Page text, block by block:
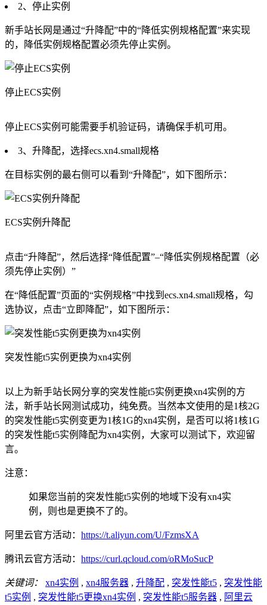
2、停止实例
新手站长网是通过“升降配”中的“降低实例规格配置”来实现
的，降低实例规格配置必须先停止实例。
停止ECS实例
停止ECS实例可能需要手机验证码，请确保手机可用。
3、升降配，选择ecs.xn4.small规格
在目标实例的最右侧可以看到“升降配”，如下图所示：
ECS实例升降配
点击“升降配”，然后选择“降低配置”–“降低实例规格配置（必
须先停止实例）”
在“降低配置”页面的“实例规格”中找到ecs.xn4.small规格，勾
选协议，点击“立即降配”，如下图所示：
突发性能t5实例更换为xn4实例
以上为新手站长网分享的突发性能t5实例更换xn4实例的方
法，新手站长网测试成功，纯免费。当然本文使用的是1核2G
的突发性能t5实例变更为1核1G的xn4实例，是否可以将1核1G
的突发性能t5实例降配为xn4实例，大家可以测试下，欢迎留
言。
注意：
如果您当前的突发性能t5实例的地域下没有xn4实
例，则也是更换不了的。
阿里云官方活动： https://t.aliyun.com/U/FzmsXA
腾讯云官方活动： https://curl.qcloud.com/oRMoSucP
关键词： xn4实例 , xn4服务器 , 升降配 , 突发性能t5 , 突发性能
t5实例 , 突发性能t5更换xn4实例 , 突发性能t5服务器 , 阿里云